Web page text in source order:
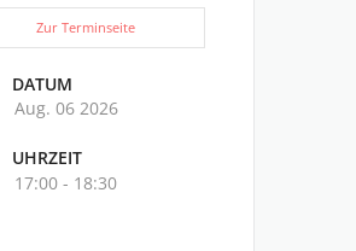
Zur Terminseite
DATUM
Aug. 06 2026
UHRZEIT
17:00 - 18:30